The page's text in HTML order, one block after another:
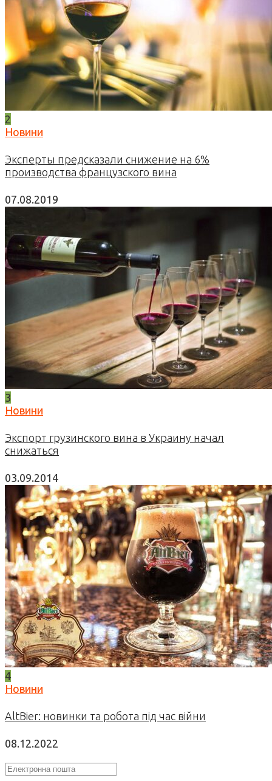
2
Новини
Эксперты предсказали снижение на 6%
производства французского вина
07.08.2019
3
Новини
Экспорт грузинского вина в Украину начал
снижаться
03.09.2014
4
Новини
AltBier: новинки та робота під час війни
08.12.2022